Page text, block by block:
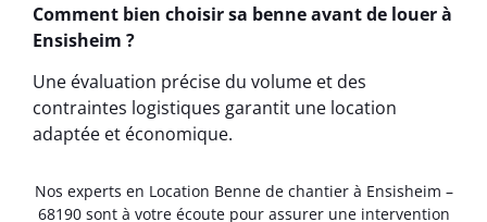
Comment bien choisir sa benne avant de louer à
Ensisheim ?
Une évaluation précise du volume et des
contraintes logistiques garantit une location
adaptée et économique.
Nos experts en Location Benne de chantier à Ensisheim –
68190 sont à votre écoute pour assurer une intervention